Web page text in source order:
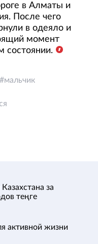
в Алматы и
После чего
в одеяло и
момент
состоянии.
мальчик
за
теңге
активной жизни